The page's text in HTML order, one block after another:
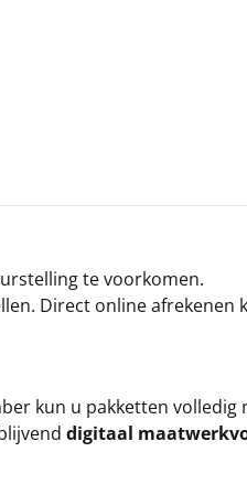
te voorkomen.
Direct online afrekenen
kun u pakketten volledig
digitaal